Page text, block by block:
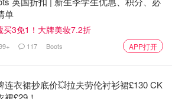
品牌，SABON 的成功和品牌背后的理
单
买3免1！大牌美妆7.2折
117 Boots APP打开
连衣裙抄底价💥拉夫劳伦衬衫裙£130 CK